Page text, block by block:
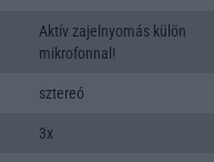
Aktív zajelnyomás külön
mikrofonnal!
sztereó
3x